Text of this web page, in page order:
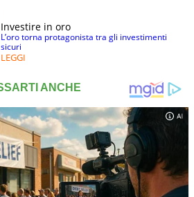
Investire in oro
L’oro torna protagonista tra gli investimenti
sicuri
LEGGI